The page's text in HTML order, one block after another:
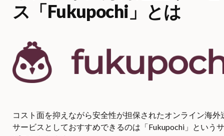
ス「Fukupochi」とは
コスト面を抑えながら安全性が担保されたオンライン海外
サービスとしておすすめできるのは「Fukupochi」という